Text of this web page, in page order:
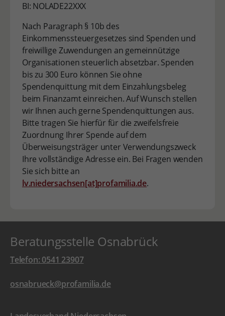
BI: NOLADE22XXX
Nach Paragraph § 10b des
Einkommenssteuergesetzes sind Spenden und
freiwillige Zuwendungen an gemeinnützige
Organisationen steuerlich absetzbar. Spenden
bis zu 300 Euro können Sie ohne
Spendenquittung mit dem Einzahlungsbeleg
beim Finanzamt einreichen. Auf Wunsch stellen
wir Ihnen auch gerne Spendenquittungen aus.
Bitte tragen Sie hierfür für die zweifelsfreie
Zuordnung Ihrer Spende auf dem
Überweisungsträger unter Verwendungszweck
Ihre vollständige Adresse ein. Bei Fragen wenden
Sie sich bitte an
lv.niedersachsen[at]profamilia.de.
Beratungsstelle Osnabrück
Telefon: 0541 23907
osnabrueck@profamilia.de